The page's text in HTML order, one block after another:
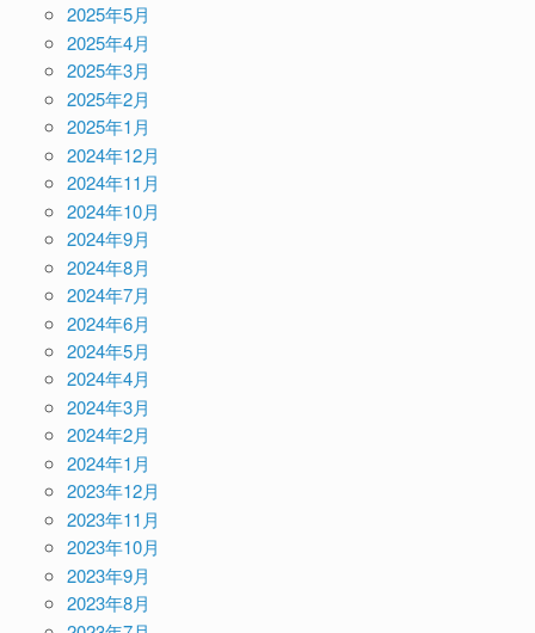
2025年5月
2025年4月
2025年3月
2025年2月
2025年1月
2024年12月
2024年11月
2024年10月
2024年9月
2024年8月
2024年7月
2024年6月
2024年5月
2024年4月
2024年3月
2024年2月
2024年1月
2023年12月
2023年11月
2023年10月
2023年9月
2023年8月